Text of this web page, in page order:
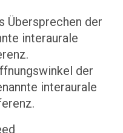
Übersprechen der
interaurale
der
interaurale